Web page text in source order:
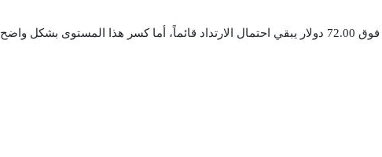
الفضة تتحرك حالياً في منطقة اختبار مهمة قرب 72.4865 دولار. الثبات فوق 72.00 دولار يبقي احتمال الارتداد قائماً، أما كسر هذا